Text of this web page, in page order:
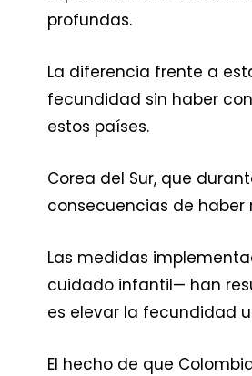
profundas.
La diferencia frente a
fecundidad sin haber
estos países.
Corea del Sur, que
consecuencias de
Las medidas
cuidado infantil— han
es elevar la fecundidad
El hecho de que